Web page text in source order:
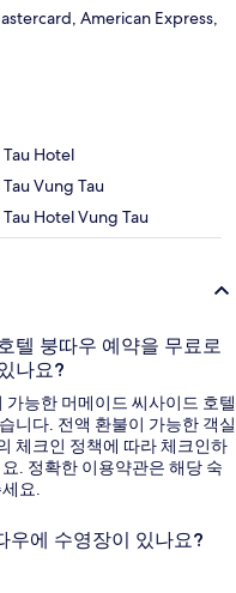
American Express,
Hotel
Vung Tau
Hotel Vung Tau
텔 붕따우 예약을 무료로
나요?
능한 머메이드 씨사이드 호텔
니다. 전액 환불이 가능한 객실
체크인 정책에 따라 체크인하
. 정확한 이용약관은 해당 숙
요.
우에 수영장이 있나요?